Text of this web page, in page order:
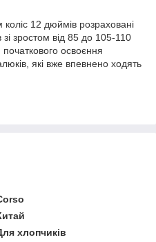
коліс 12 дюймів розраховані
зі зростом від 85 до 105-110
освоєння
які вже впевнено ходять
хлопчиків